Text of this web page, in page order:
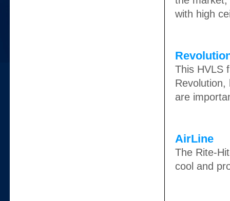
with high
This HVLS
Revolution,
are
AirLine
The Rite-
cool and